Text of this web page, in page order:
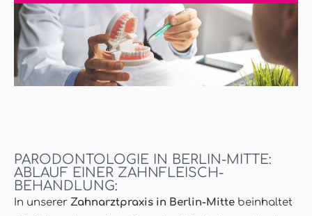
PARODONTOLOGIE IN BERLIN-MITTE:
ABLAUF EINER ZAHNFLEISCH­
BEHANDLUNG:
In unserer Zahnarztpraxis in Berlin-Mitte beinhaltet